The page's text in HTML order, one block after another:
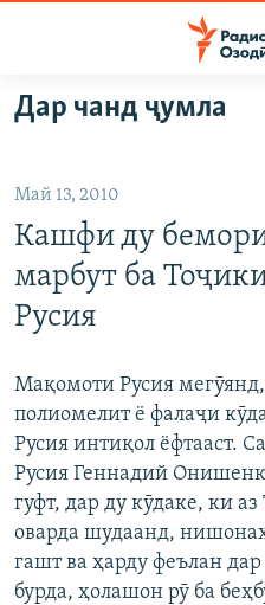
Ҷаҳиш
ба
аслӣ
ба
феҳристи
аслӣ
Ҷаҳиш
ҷустор
ГӮШАҲО
ҶОМЕА
ҚАЗИЯИ "КРОКУС"
ФАРҲАНГ
МЕҲМОНИ ОЗОДӢ
ВАРЗИШ
САЛОМ, ХОҲАР
ТАҲҚИҚОТ
ҶАНГ ДАР УКРАИНА
НАЗАРИ МАРДУМ
БЛОГИСТОН
ОЗОДӢ ОНЛАЙН
ЧАНДРАСОНАӢ
ВИДЕО
НИГОРИСТОН
ГУЗОРИШҲОИ РАДИОӢ
РӮЙХАТҲО
КИТОБҲОИ ОЗОДӢ
Русский
Дар чанд ҷумла
Май 13, 2010
Кашфи ду
марбут ба
Русия
Мақомоти Русия
полиомелит ё фалаҷи
Русия интиқол ёфтааст.
Русия Геннадий
гуфт, дар ду кӯдаке, ки
оварда шудаанд,
гашт ва ҳарду феълан
бурда, ҳолашон рӯ ба